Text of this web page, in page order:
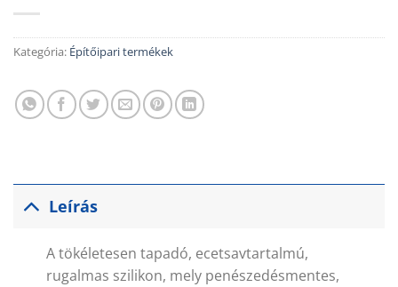
Kategória: Építőipari termékek
Leírás
A tökéletesen tapadó, ecetsavtartalmú,
rugalmas szilikon, mely penészedésmentes,